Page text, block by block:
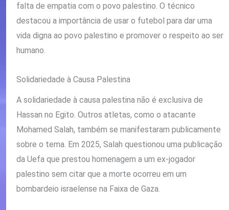
falta de empatia com o povo palestino. O técnico
destacou a importância de usar o futebol para dar uma
vida digna ao povo palestino e promover o respeito ao ser
humano.
Solidariedade à Causa Palestina
A solidariedade à causa palestina não é exclusiva de
Hassan no Egito. Outros atletas, como o atacante
Mohamed Salah, também se manifestaram publicamente
sobre o tema. Em 2025, Salah questionou uma publicação
da Uefa que prestou homenagem a um ex-jogador
palestino sem citar que a morte ocorreu em um
bombardeio israelense na Faixa de Gaza.